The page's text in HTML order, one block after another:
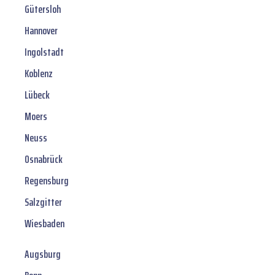
Gütersloh
Hannover
Ingolstadt
Koblenz
Lübeck
Moers
Neuss
Osnabrück
Regensburg
Salzgitter
Wiesbaden
Augsburg